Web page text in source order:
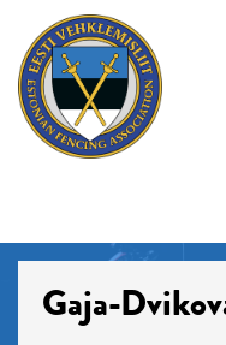
Gaja-